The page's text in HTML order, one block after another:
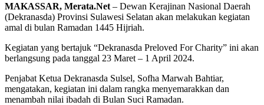
MAKASSAR, Merata.Net – Dewan Kerajinan Nasional Daerah
(Dekranasda) Provinsi Sulawesi Selatan akan melakukan kegiatan
amal di bulan Ramadan 1445 Hijriah.
Kegiatan yang bertajuk “Dekranasda Preloved For Charity” ini akan
berlangsung pada tanggal 23 Maret – 1 April 2024.
Penjabat Ketua Dekranasda Sulsel, Sofha Marwah Bahtiar,
mengatakan, kegiatan ini dalam rangka menyemarakkan dan
menambah nilai ibadah di Bulan Suci Ramadan.